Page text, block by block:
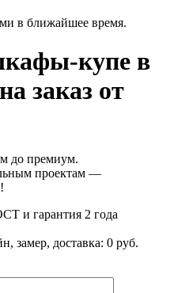
в ближайшее время.
купе в
заказ от
до премиум.
проектам —
и гарантия 2 года
замер, доставка: 0 руб.